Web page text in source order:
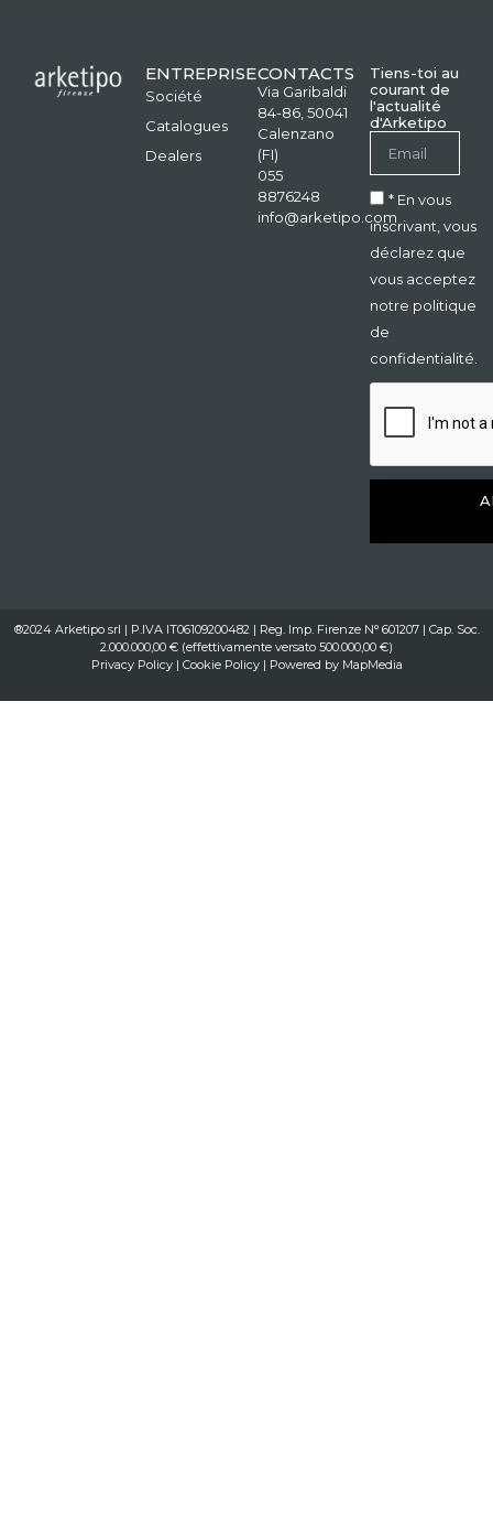
ENTREPRISE
Société
Catalogues
Dealers
CONTACTS
Via Garibaldi
84-86, 50041
Calenzano
(FI)
055
8876248
info@arketipo.com
Tiens-toi au
courant de
l'actualité
d'Arketipo
* En vous
inscrivant, vous
déclarez que
vous acceptez
notre politique
de
confidentialité.
®2024 Arketipo srl | P.IVA IT06109200482 | Reg. Imp. Firenze N° 601207 | Cap. Soc.
2.000.000,00 € (effettivamente versato 500.000,00 €)
Privacy Policy| Cookie Policy| Powered by MapMedia